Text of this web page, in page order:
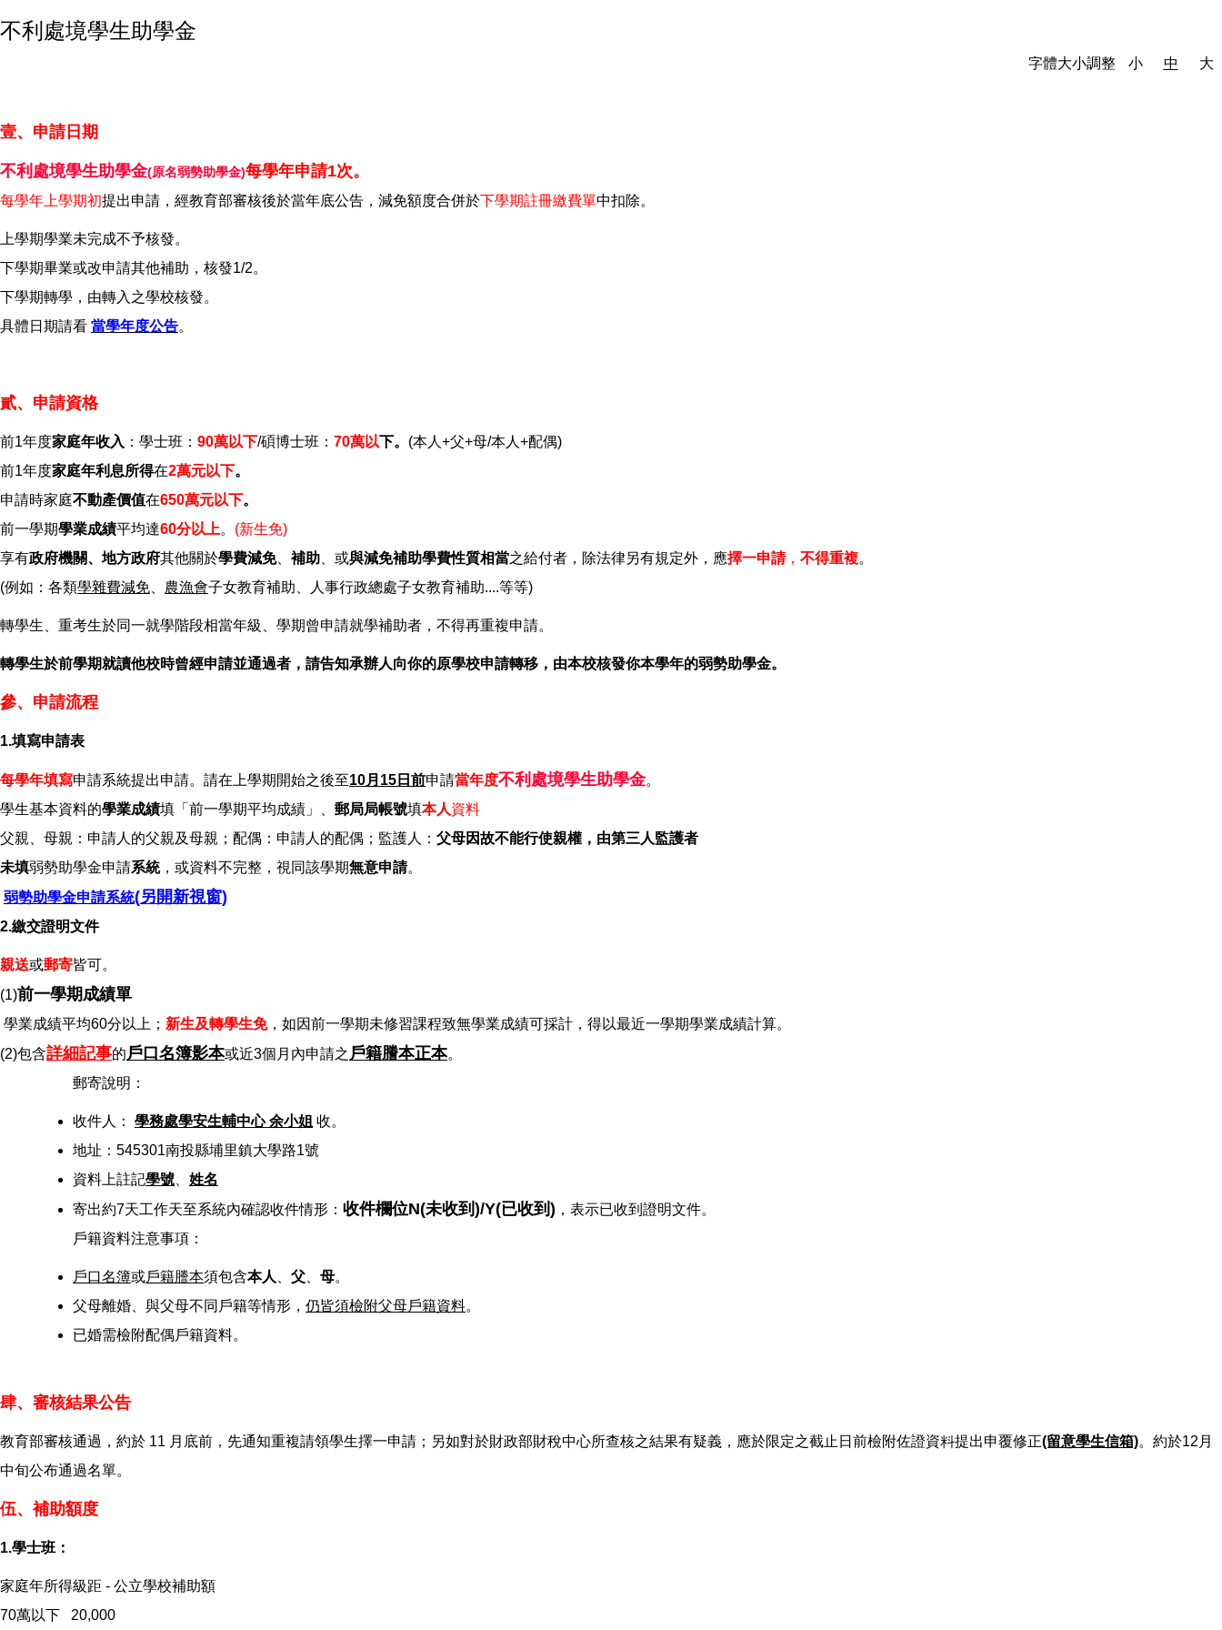
不利處境學生助學金
字體大小調整 小 中 大
壹、申請日期
不利處境學生助學金(原名弱勢助學金)每學年申請1次。
每學年上學期初提出申請，經教育部審核後於當年底公告，減免額度合併於下學期註冊繳費單中扣除。
上學期學業未完成不予核發。
下學期畢業或改申請其他補助，核發1/2。
下學期轉學，由轉入之學校核發。
具體日期請看 當學年度公告。
貳、申請資格
前1年度家庭年收入 ：學士班： 90萬以下/碩博士班： 70萬以下。 (本人+父+母/本人+配偶)
前1年度家庭年利息所得在2萬元以下。
申請時家庭不動產價值在650萬元以下。
前一學期學業成績平均達60分以上。 (新生免)
享有政府機關、地方政府其他關於學費減免、 補助 、或與減免補助學費性質相當之給付者，除法律另有規定外，應擇一申請， 不得重複。
(例如：各類學雜費減免 農漁會子女教育補助、人事行政總處子女教育補助....等等)
轉學生、重考生於同一就學階段相當年級、學期曾申請就學補助者，不得再重複申請。
轉學生於前學期就讀他校時曾經申請並通過者，請告知承辦人向你的原學校申請轉移，由本校核發你本學年的弱勢助學金。
參、申請流程
1.填寫申請表
每學年填寫申請系統提出申請。請在上學期開始之後至10月15日前申請當年度不利處境學生助學金。
學生基本資料的學業成績填「前一學期平均成績」、 郵局局帳號填本人資料
父親、母親：申請人的父親及母親；配偶：申請人的配偶；監護人： 父母因故不能行使親權，由第三人監護者
未填弱勢助學金申請系統，或資料不完整，視同該學期無意申請。
弱勢助學金申請系統(另開新視窗)
2.繳交證明文件
親送或郵寄皆可。
(1)前一學期成績單
學業成績平均60分以上； 新生及轉學生免，如因前一學期未修習課程致無學業成績可採計，得以最近一學期學業成績計算。
(2)包含詳細記事的戶口名簿影本或近3個月內申請之 戶籍謄本正本。
郵寄說明：
收件人： 學務處學安生輔中心 余小姐 收。
地址：545301南投縣埔里鎮大學路1號
資料上註記學號
姓名
寄出約7天工作天至系統內確認收件情形： 收件欄位N(未收到)/Y(已收到) ，表示已收到證明文件。
戶籍資料注意事項：
戶口名簿或戶籍謄本須包含本人 父 母。
父母離婚、與父母不同戶籍等情形， 仍皆須檢附父母戶籍資料。
已婚需檢附配偶戶籍資料。
肆、審核結果公告
教育部審核通過，約於 11 月底前，先通知重複請領學生擇一申請；另如對於財政部財稅中心所查核之結果有疑義，應於限定之截止日前檢附佐證資料提出申覆修正(留意學生信箱)。約於12月
中旬公布通過名單。
伍、補助額度
1.學士班：
家庭年所得級距 - 公立學校補助額
70萬以下 20,000